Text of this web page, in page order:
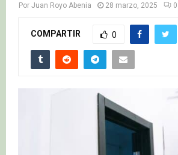
Por Juan Royo Abenia 28 marzo, 2025 0
COMPARTIR 0